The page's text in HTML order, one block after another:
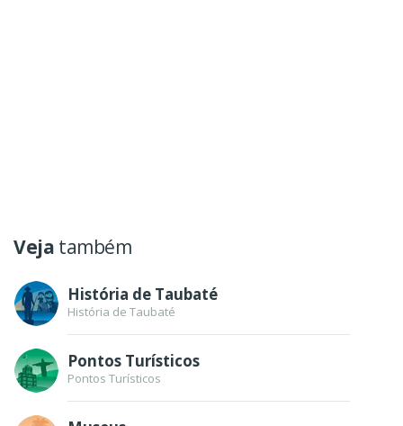
Veja também
História de Taubaté
História de Taubaté
Pontos Turísticos
Pontos Turísticos